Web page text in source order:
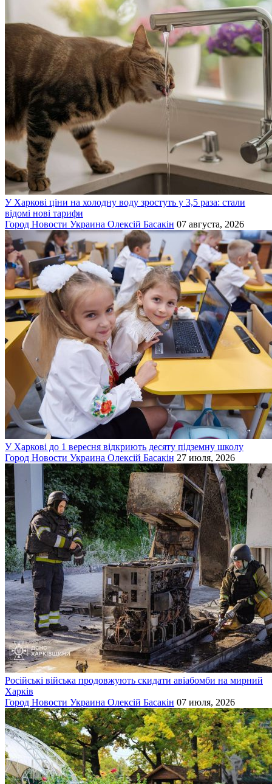
У Харкові ціни на холодну воду зростуть у 3,5 раза: стали
відомі нові тарифи
Город Новости Украина Олексій Басакін 07 августа, 2026
У Харкові до 1 вересня відкриють десяту підземну школу
Город Новости Украина Олексій Басакін 27 июля, 2026
Російські війська продовжують скидати авіабомби на мирний
Харків
Город Новости Украина Олексій Басакін 07 июля, 2026